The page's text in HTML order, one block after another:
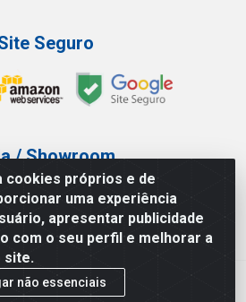
cookies próprios e de
uma experiência
apresentar publicidade
com o seu perfil e melhorar a
site.
não essenciais
Seguro
/ Showroom
(11) 3227-0546
597 - Pari - São Paulo/SP
- Av. Vautier, 585/597 - Pari - São